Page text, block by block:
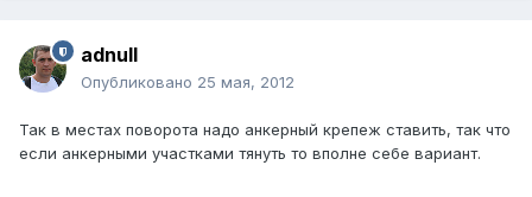
adnull
Опубликовано 25 мая, 2012
Так в местах поворота надо анкерный крепеж ставить, так что
если анкерными участками тянуть то вполне себе вариант.